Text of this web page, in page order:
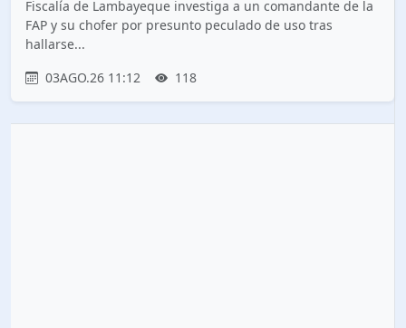
Fiscalía de Lambayeque investiga a un comandante de la
FAP y su chofer por presunto peculado de uso tras
hallarse...
03AGO.26 11:12
118